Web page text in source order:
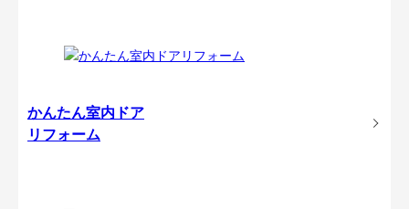
かんたん室内ドア
リフォーム